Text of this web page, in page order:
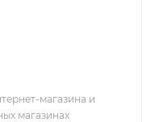
магазина и
магазинах